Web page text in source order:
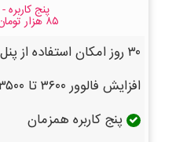
پنج کاربره - ۱ ماهه
۸۵ هزار تومان تخفیف
۳۰ روز امکان استفاده از پنل
افزایش فالوور ۳۶۰۰ تا ۱۳۵۰۰ برای هر اکانت
پنج کاربره همزمان